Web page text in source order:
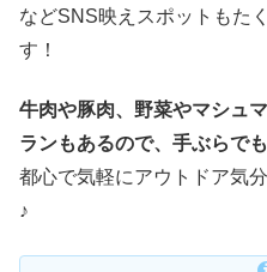
などSNS映えスポットもた
す！
牛肉や豚肉、野菜やマシュ
ランもあるので、手ぶらでも
都心で気軽にアウトドア気
♪